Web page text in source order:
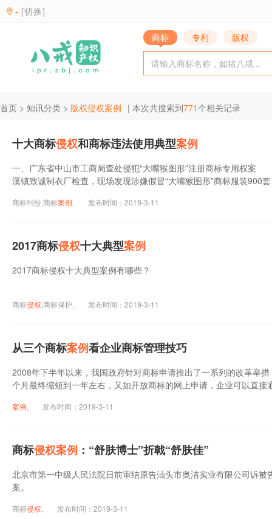
- [切换]
商标 专利 版权
首页 > 知讯分类 > 版权侵权案例 | 本次共搜索到771个相关记录
十大商标侵权和商标违法使用典型案例
一、广东省中山市工商局查处侵犯“大嘴猴图形”注册商标专用权
溪镇致诚制衣厂检查，现场发现涉嫌假冒“大嘴猴图形”商标服装
商标纠纷,商标案例 发布时间：2019-3-11
2017商标侵权十大典型案例
2017商标侵权十大典型案例有哪些？
商标侵权 ,商标保护, 发布时间：2019-3-11
从三个商标案例看企业商标管理技巧
2008年下半年以来，我国政府针对商标申请推出了一系列的改革举
个月最终缩短到一年左右，又如开放商标的网上申请，企业可以直
企业的商标管理工作，以期利用商标为自己的品牌谋取最大的经济
案例 发布时间：2019-3-11
商标侵权案例 ：“舒肤博士”折戟“舒肤佳”
北京市第一中级人民法院日前审结原告汕头市奥洁实业有限公司诉
案。
商标侵权 发布时间：2019-3-11